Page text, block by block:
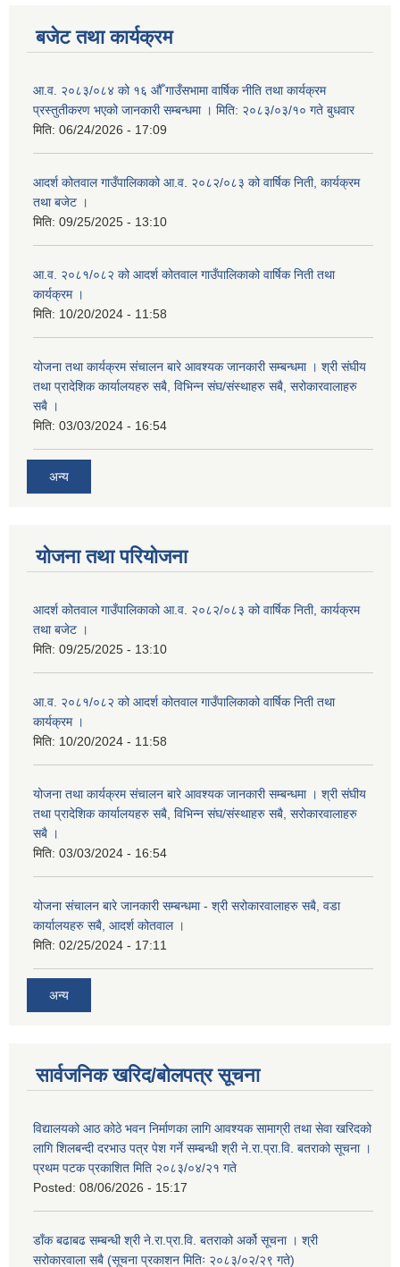
बजेट तथा कार्यक्रम
आ.व. २०८३/०८४ को १६ औँ गाउँसभामा वार्षिक नीति तथा कार्यक्रम
प्रस्तुतीकरण भएको जानकारी सम्बन्धमा । मिति: २०८३/०३/१० गते बुधवार
मिति: 06/24/2026 - 17:09
आदर्श कोतवाल गाउँपालिकाको आ.व. २०८२/०८३ को वार्षिक निती, कार्यक्रम
तथा बजेट ।
मिति: 09/25/2025 - 13:10
आ.व. २०८१/०८२ को आदर्श कोतवाल गाउँपालिकाको वार्षिक निती तथा
कार्यक्रम ।
मिति: 10/20/2024 - 11:58
योजना तथा कार्यक्रम संचालन बारे आवश्यक जानकारी सम्बन्धमा । श्री संघीय
तथा प्रादेशिक कार्यालयहरु सबै, विभिन्‍न संघ/संस्थाहरु सबै, सरोकारवालाहरु
सबै ।
मिति: 03/03/2024 - 16:54
अन्य
योजना तथा परियोजना
आदर्श कोतवाल गाउँपालिकाको आ.व. २०८२/०८३ को वार्षिक निती, कार्यक्रम
तथा बजेट ।
मिति: 09/25/2025 - 13:10
आ.व. २०८१/०८२ को आदर्श कोतवाल गाउँपालिकाको वार्षिक निती तथा
कार्यक्रम ।
मिति: 10/20/2024 - 11:58
योजना तथा कार्यक्रम संचालन बारे आवश्यक जानकारी सम्बन्धमा । श्री संघीय
तथा प्रादेशिक कार्यालयहरु सबै, विभिन्‍न संघ/संस्थाहरु सबै, सरोकारवालाहरु
सबै ।
मिति: 03/03/2024 - 16:54
योजना संचालन बारे जानकारी सम्बन्धमा - श्री सरोकारवालाहरु सबै, वडा
कार्यालयहरु सबै, आदर्श कोतवाल ।
मिति: 02/25/2024 - 17:11
अन्य
सार्वजनिक खरिद/बोलपत्र सूचना
विद्यालयको आठ कोठे भवन निर्माणका लागि आवश्यक सामाग्री तथा सेवा खरिदको
लागि शिलबन्दी दरभाउ पत्र पेश गर्ने सम्बन्धी श्री ने.रा.प्रा.वि. बतराको सूचना ।
प्रथम पटक प्रकाशित मिति २०८३/०४/२१ गते
Posted: 08/06/2026 - 15:17
डाँक बढाबढ सम्बन्धी श्री ने.रा.प्रा.वि. बतराको अर्को सूचना । श्री
सरोकारवाला सबै (सूचना प्रकाशन मितिः २०८३/०२/२९ गते)